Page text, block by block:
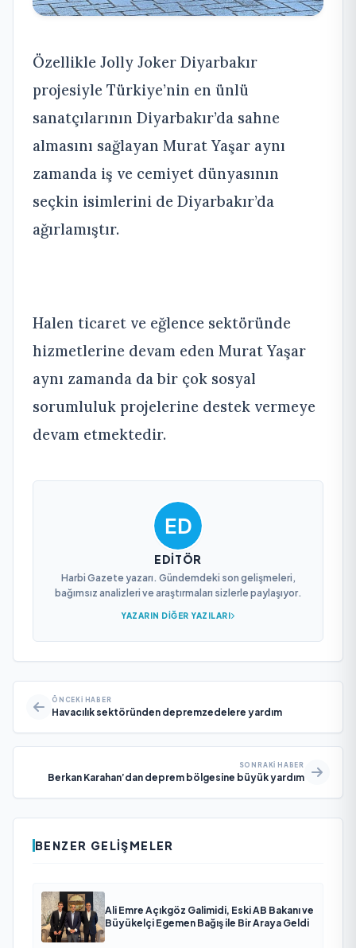
Özellikle Jolly Joker Diyarbakır
projesiyle Türkiye’nin en ünlü
sanatçılarının Diyarbakır’da sahne
almasını sağlayan Murat Yaşar aynı
zamanda iş ve cemiyet dünyasının
seçkin isimlerini de Diyarbakır’da
ağırlamıştır.
Halen ticaret ve eğlence sektöründe
hizmetlerine devam eden Murat Yaşar
aynı zamanda da bir çok sosyal
sorumluluk projelerine destek vermeye
devam etmektedir.
EDITÖR
Harbi Gazete yazarı. Gündemdeki son gelişmeleri,
bağımsız analizleri ve araştırmaları sizlerle paylaşıyor.
YAZARIN DIĞER YAZILARI
ÖNCEKI HABER
Havacılık sektöründen depremzedelere yardım
SONRAKI HABER
Berkan Karahan’dan deprem bölgesine büyük yardım
BENZER GELIŞMELER
Ali Emre Açıkgöz Galimidi, Eski AB Bakanı ve
Büyükelçi Egemen Bağış ile Bir Araya Geldi